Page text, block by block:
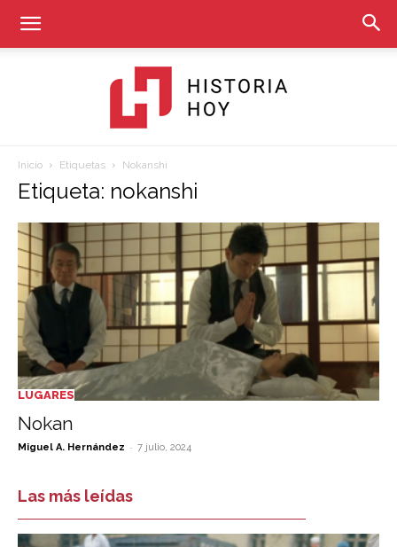
Hoy
Inicio Etiquetas Nokanshi
Etiqueta: nokanshi
LUGARES
Nokan
Miguel A. Hernández - 7 julio, 2024
Las más leídas